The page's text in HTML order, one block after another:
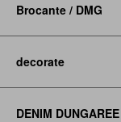
Brocante / DMG
decorate
DENIM DUNGAREE